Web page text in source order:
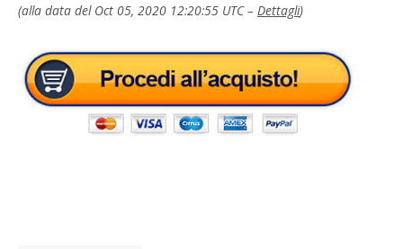
(alla data del Oct 05, 2020 12:20:55 UTC – Dettagli)